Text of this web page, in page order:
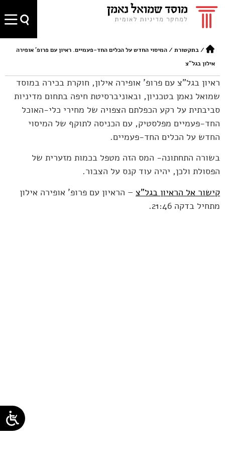
/בתקשורת /המיסוי החדש על הכלים החד-פעמיים. ראיון עם פרופ' אופירה
אילון בגל"צ
ראיון בגל"צ עם פרופ' אופירה אילון, חוקרת בכירה במוסד
שמואל נאמן בטכניון, ובאוניברסיטת חיפה בתחום מדיניות
סביבתית על רקע הכפלתם הצפויה של מחירי כלי-האוכל
החד-פעמיים מפלסטיק, עם הכניסה לתוקף של המיסוי
החדש על הכלים החד-פעמיים.
בשורה התחתונה- המס הזה מטפל בכמות מזערית של
הפסולת ולכן, יהיה עוד קנס על הצבור.
קישור אל הראיון בגל"צ – הראיון עם פרופ' אופירה אילון
מתחיל בדקה 21:46.